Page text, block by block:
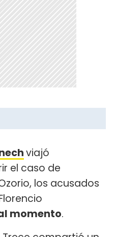
viajó
el caso de
los acusados
momento.